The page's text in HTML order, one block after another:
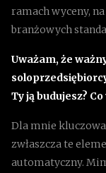
ramach wyceny,
branżowych
Uważam, że
Ty ją budujesz?
Dla mnie
zwłaszcza te
automatyczny.